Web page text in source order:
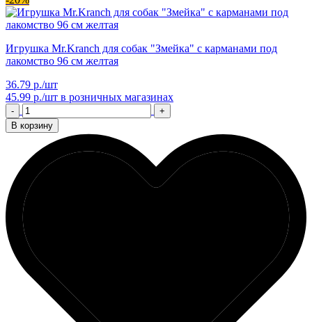
Игрушка Mr.Kranch для собак "Змейка" с карманами под
лакомство 96 см желтая
36.79 р./шт
45.99 р./шт в розничных магазинах
-
+
В корзину